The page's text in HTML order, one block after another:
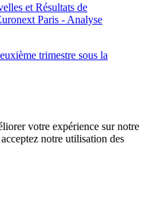
et Résultats de
Paris - Analyse
trimestre sous la
votre expérience sur notre
notre utilisation des